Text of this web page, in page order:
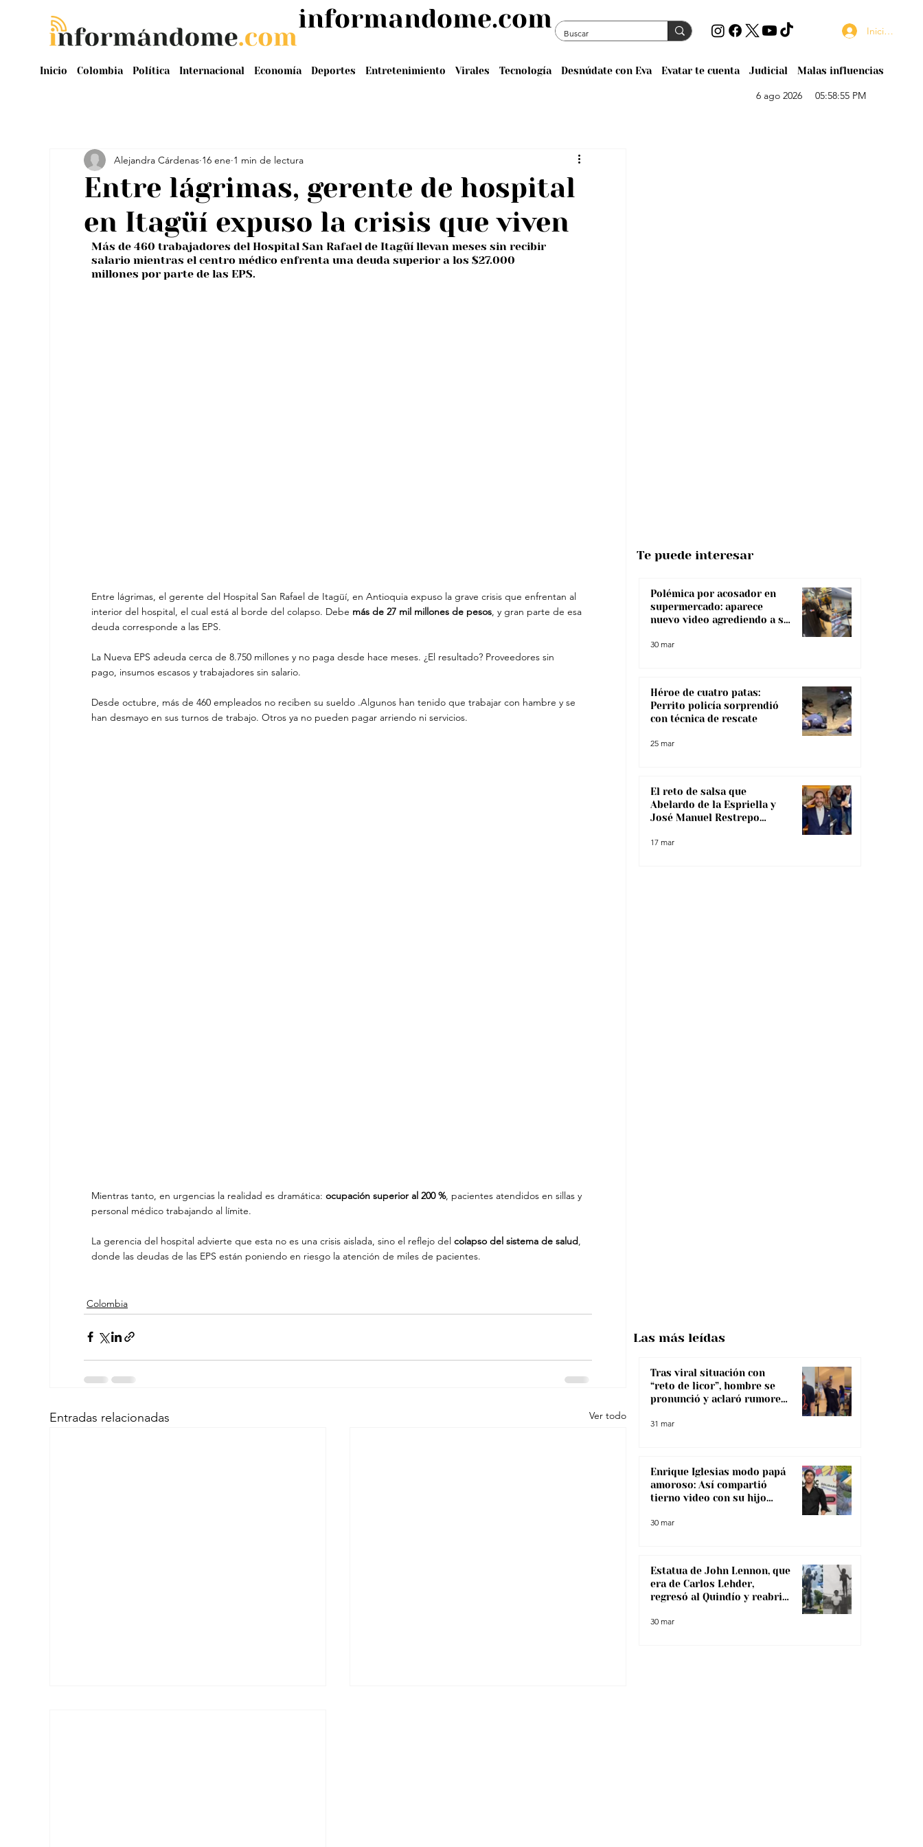
Inicio Colombia Política Internacional Economía Deportes Entretenimiento Virales Tecnología Desnúdate con Eva Evatar te cuenta Judicial Malas influencias
Iniciar sesión
6 ago 2026 05:58:55 PM
informandome.com
Entre lágrimas, gerente de hospital
en Itagüí expuso la crisis que viven
Alejandra Cárdenas 16 ene 1 min de lectura
Más de 460 trabajadores del Hospital San Rafael de Itagüí llevan meses sin recibir
salario mientras el centro médico enfrenta una deuda superior a los $27.000
millones por parte de las EPS.
Entre lágrimas, el gerente del Hospital San Rafael de Itagüí, en Antioquia expuso la grave crisis que enfrentan al
interior del hospital, el cual está al borde del colapso. Debe más de 27 mil millones de pesos, y gran parte de esa
deuda corresponde a las EPS.
La Nueva EPS adeuda cerca de 8.750 millones y no paga desde hace meses. ¿El resultado? Proveedores sin
pago, insumos escasos y trabajadores sin salario.
Desde octubre, más de 460 empleados no reciben su sueldo .Algunos han tenido que trabajar con hambre y se
han desmayo en sus turnos de trabajo. Otros ya no pueden pagar arriendo ni servicios.
Mientras tanto, en urgencias la realidad es dramática: ocupación superior al 200 %, pacientes atendidos en sillas y
personal médico trabajando al límite.
La gerencia del hospital advierte que esta no es una crisis aislada, sino el reflejo del colapso del sistema de salud,
donde las deudas de las EPS están poniendo en riesgo la atención de miles de pacientes.
Colombia
Entradas relacionadas Ver todo
Polémica por acosador en
supermercado: aparece
nuevo video agrediendo a su
30 mar
Héroe de cuatro patas:
Perrito policía sorprendió
con técnica de rescate
25 mar
El reto de salsa que
Abelardo de la Espriella y
José Manuel Restrepo
17 mar
Te puede interesar
Tras viral situación con
“reto de licor”, hombre se
pronunció y aclaró rumores
31 mar
Enrique Iglesias modo papá
amoroso: Así compartió
tierno video con su hijo
30 mar
Estatua de John Lennon, que
era de Carlos Lehder,
regresó al Quindío y reabrió
narcotráfico
30 mar
Las más leídas